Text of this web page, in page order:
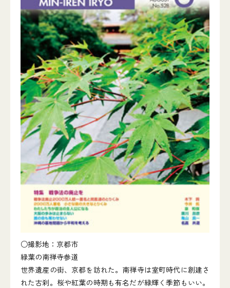
○撮影地：京都市
緑葉の南禅寺参道
世界遺産の街、京都を訪れた。南禅寺は室町時代に創建さ
れた古刹。桜や紅葉の時期も有名だが緑輝く季節もいい。